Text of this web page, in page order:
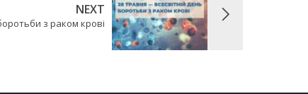
NEXT
з раком крові